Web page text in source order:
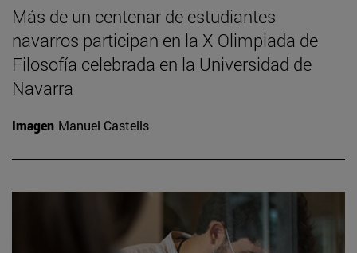
Más de un centenar de estudiantes
navarros participan en la X Olimpiada de
Filosofía celebrada en la Universidad de
Navarra
Imagen Manuel Castells